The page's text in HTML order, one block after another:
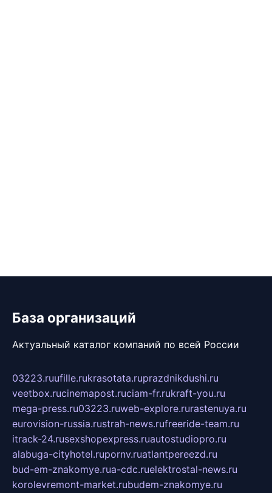
База организаций
Актуальный каталог компаний по всей России
03223.ruufille.rukrasotata.ruprazdnikdushi.ru
veetbox.rucinemapost.ruciam-fr.rukraft-you.ru
mega-press.ru03223.ruweb-explore.rurastenuya.ru
eurovision-russia.rustrah-news.rufreeride-team.ru
itrack-24.rusexshopexpress.ruautostudiopro.ru
alabuga-cityhotel.rupornv.ruatlantpereezd.ru
bud-em-znakomye.rua-cdc.ruelektrostal-news.ru
korolevremont-market.rubudem-znakomye.ru